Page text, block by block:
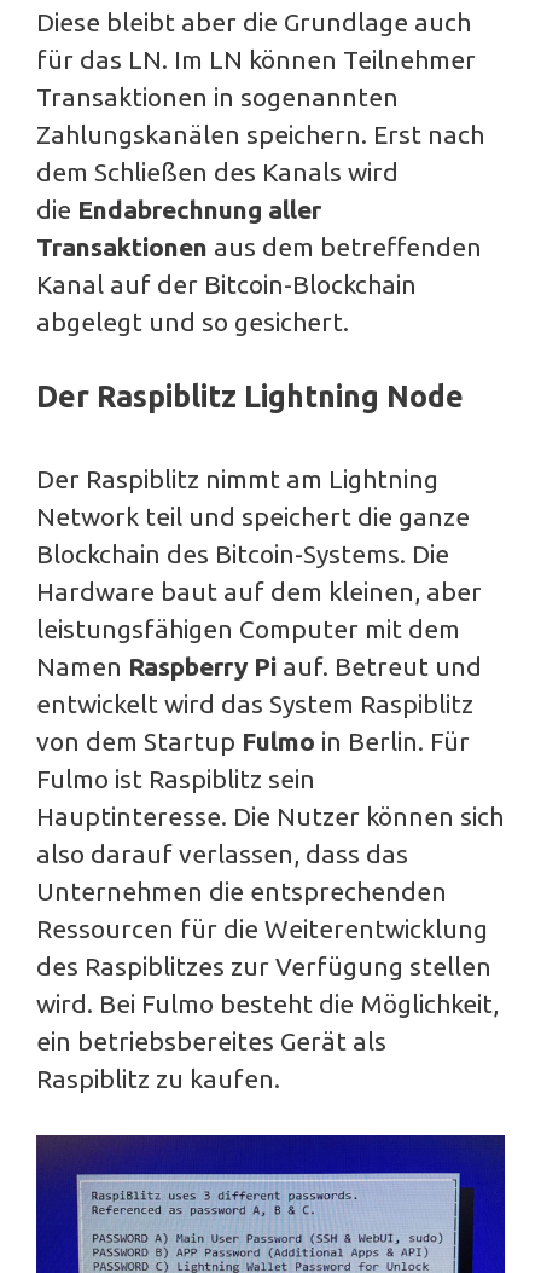
Diese bleibt aber die Grundlage auch
für das LN. Im LN können Teilnehmer
Transaktionen in sogenannten
Zahlungskanälen speichern. Erst nach
dem Schließen des Kanals wird
die Endabrechnung aller
Transaktionen aus dem betreffenden
Kanal auf der Bitcoin-Blockchain
abgelegt und so gesichert.
Der Raspiblitz Lightning Node
Der Raspiblitz nimmt am Lightning
Network teil und speichert die ganze
Blockchain des Bitcoin-Systems. Die
Hardware baut auf dem kleinen, aber
leistungsfähigen Computer mit dem
Namen Raspberry Pi auf. Betreut und
entwickelt wird das System Raspiblitz
von dem Startup Fulmo in Berlin. Für
Fulmo ist Raspiblitz sein
Hauptinteresse. Die Nutzer können sich
also darauf verlassen, dass das
Unternehmen die entsprechenden
Ressourcen für die Weiterentwicklung
des Raspiblitzes zur Verfügung stellen
wird. Bei Fulmo besteht die Möglichkeit,
ein betriebsbereites Gerät als
Raspiblitz zu kaufen.